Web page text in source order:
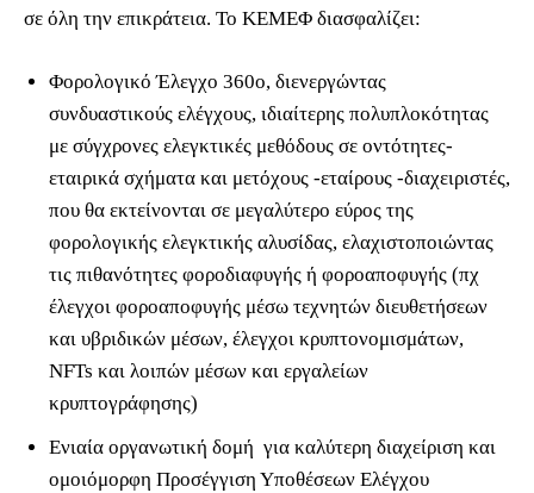
σε όλη την επικράτεια. Το ΚΕΜΕΦ διασφαλίζει:
Φορολογικό Έλεγχο 360ο, διενεργώντας
συνδυαστικούς ελέγχους, ιδιαίτερης πολυπλοκότητας
με σύγχρονες ελεγκτικές μεθόδους σε οντότητες-
εταιρικά σχήματα και μετόχους -εταίρους -διαχειριστές,
που θα εκτείνονται σε μεγαλύτερο εύρος της
φορολογικής ελεγκτικής αλυσίδας, ελαχιστοποιώντας
τις πιθανότητες φοροδιαφυγής ή φοροαποφυγής (πχ
έλεγχοι φοροαποφυγής μέσω τεχνητών διευθετήσεων
και υβριδικών μέσων, έλεγχοι κρυπτονομισμάτων,
NFTs και λοιπών μέσων και εργαλείων
κρυπτογράφησης)
Ενιαία οργανωτική δομή για καλύτερη διαχείριση και
ομοιόμορφη Προσέγγιση Υποθέσεων Ελέγχου